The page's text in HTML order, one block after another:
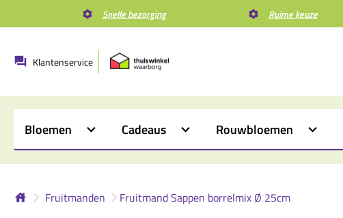
Snelle bezorging Ruime keuze
Klantenservice
Bloemen Cadeaus Rouwbloemen
Fruitmanden Fruitmand Sappen borrelmix Ø 25cm